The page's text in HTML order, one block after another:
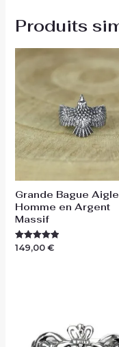
Produits
Grande Bague
Homme en Argent
Massif
Note
149,00 €